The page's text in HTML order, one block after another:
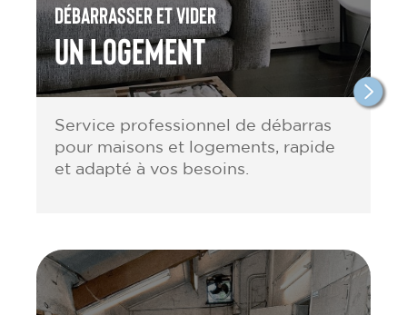
Débarrasser et vider
un Logement
Service professionnel de débarras
pour maisons et logements, rapide
et adapté à vos besoins.